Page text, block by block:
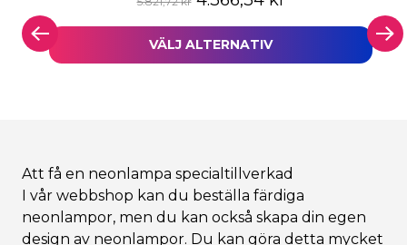
VÄLJ ALTERNATIV
Att få en neonlampa specialtillverkad
I vår webbshop kan du beställa färdiga
neonlampor, men du kan också skapa din egen
design av neonlampor. Du kan göra detta mycket